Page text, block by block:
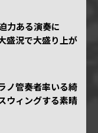
力ある演奏に
盛況で大盛り上が
ノ管奏者率いる綺
ウィングする素晴